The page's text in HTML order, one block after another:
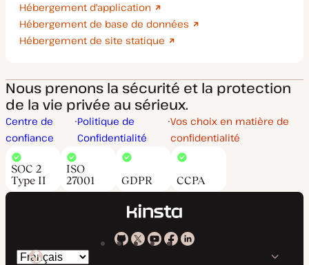
Hébergement d'application
Hébergement de base de données
Hébergement de site statique
Nous prenons la sécurité et la protection
de la vie privée au sérieux.
Centre de
confiance
Politique de
Confidentialité
Vos choix en matière de
confidentialité
SOC 2
Type II
ISO
27001
GDPR CCPA
KinstaKinstaKinsta
KinstaKinsta
Changer